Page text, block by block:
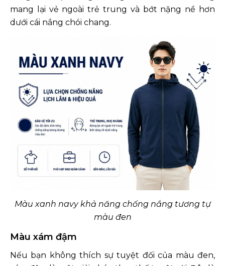
mang lại vẻ ngoài trẻ trung và bớt nặng nề hơn
dưới cái nắng chói chang.
Màu xanh navy khả năng chống nắng tương tự
màu đen
Màu xám đậm
Nếu bạn không thích sự tuyệt đối của màu đen,